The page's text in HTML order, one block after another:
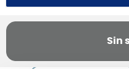
Sin
Canales de venta y